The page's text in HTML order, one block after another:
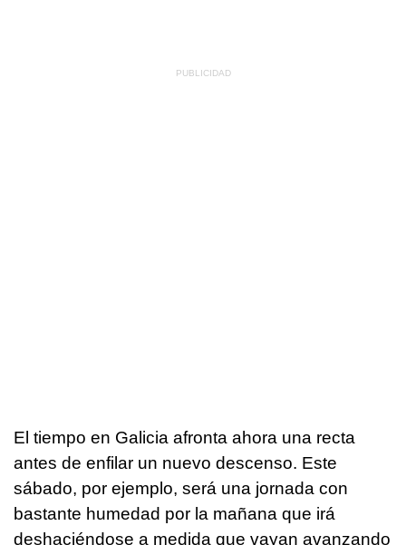
El tiempo en Galicia afronta ahora una recta
antes de enfilar un nuevo descenso. Este
sábado, por ejemplo, será una jornada con
bastante humedad por la mañana que irá
deshaciéndose a medida que vayan avanzando